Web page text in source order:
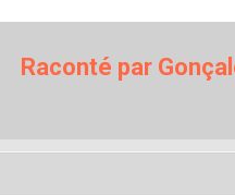
Raconté par